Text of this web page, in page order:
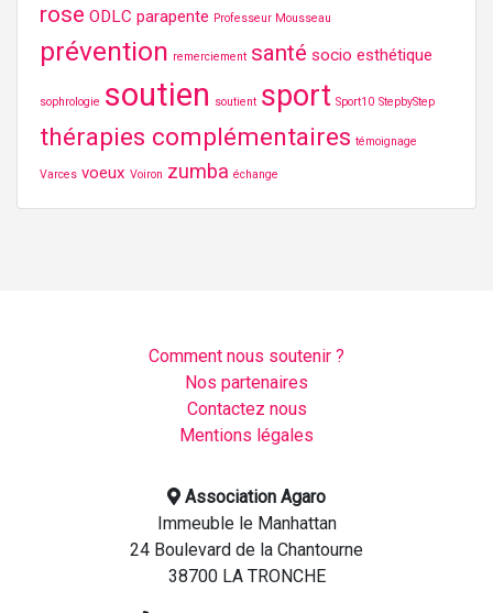
rose ODLC parapente Professeur Mousseau
prévention remerciement santé socio esthétique
sophrologie soutien soutient sport Sport10 StepbyStep
thérapies complémentaires témoignage
Varces voeux Voiron zumba échange
Comment nous soutenir ?
Nos partenaires
Contactez nous
Mentions légales
Association Agaro
Immeuble le Manhattan
24 Boulevard de la Chantourne
38700 LA TRONCHE